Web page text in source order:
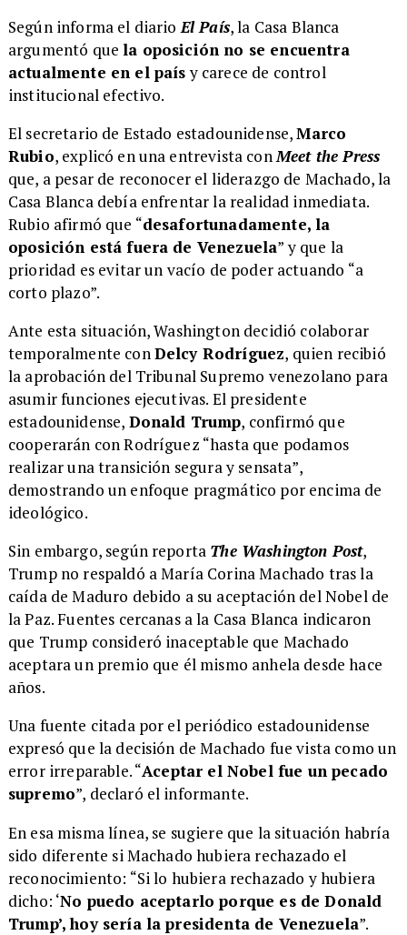
Según informa el diario El País, la Casa Blanca
argumentó quela oposición no se encuentra
actualmente en el paísy carece de control
institucional efectivo.
El secretario de Estado estadounidense,Marco
Rubio, explicó en una entrevista conMeet the Press
que, a pesar de reconocer el liderazgo de Machado, la
Casa Blanca debía enfrentar la realidad inmediata.
Rubio afirmó que “desafortunadamente, la
oposición está fuera de Venezuela” y que la
prioridad es evitar un vacío de poder actuando “a
corto plazo”.
Ante esta situación, Washington decidió colaborar
temporalmente conDelcy Rodríguez, quien recibió
la aprobación del Tribunal Supremo venezolano para
asumir funciones ejecutivas. El presidente
estadounidense, Donald Trump, confirmó que
cooperarán con Rodríguez “hasta que podamos
realizar una transición segura y sensata”,
demostrando un enfoque pragmático por encima de
ideológico.
Sin embargo, según reporta The Washington Post,
Trump no respaldó a María Corina Machado tras la
caída de Maduro debido a su aceptación del Nobel de
la Paz. Fuentes cercanas a la Casa Blanca indicaron
que Trump consideró inaceptable que Machado
aceptara un premio que él mismo anhela desde hace
años.
Una fuente citada por el periódico estadounidense
expresó que la decisión de Machado fue vista como un
error irreparable. “Aceptar el Nobel fue un pecado
supremo”, declaró el informante.
En esa misma línea, se sugiere que la situación habría
sido diferente si Machado hubiera rechazado el
reconocimiento: “Si lo hubiera rechazado y hubiera
dicho: ‘No puedo aceptarlo porque es de Donald
Trump’, hoy sería la presidenta de Venezuela”.